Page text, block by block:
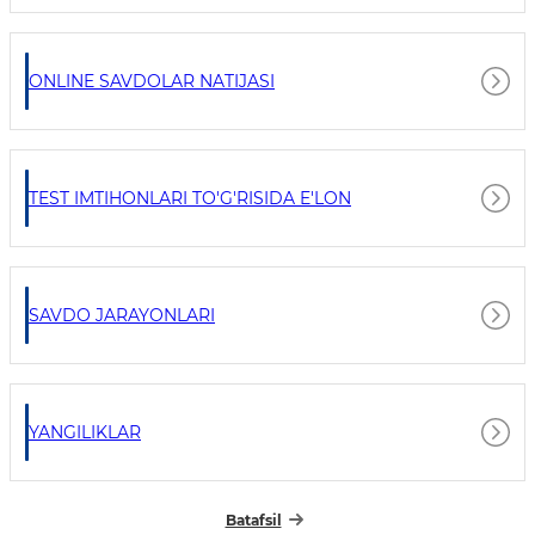
ONLINE SAVDOLAR NATIJASI
TEST IMTIHONLARI TO'G'RISIDA E'LON
SAVDO JARAYONLARI
YANGILIKLAR
Batafsil